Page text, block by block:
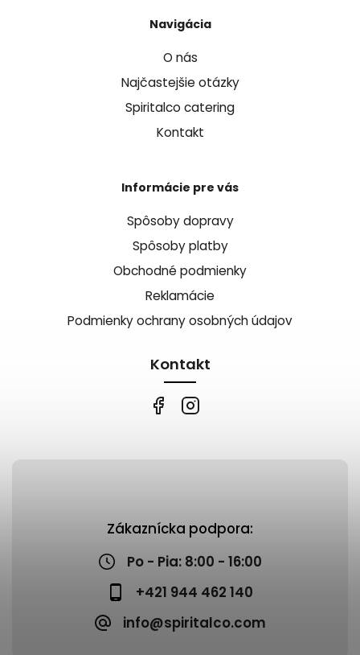
Zákaznícka podpora:
Po - Pia: 8:00 - 16:00
+421 944 462 140
info@spiritalco.com
Navigácia
O nás
Najčastejšie otázky
Spiritalco catering
Kontakt
Informácie pre vás
Spôsoby dopravy
Spôsoby platby
Obchodné podmienky
Reklamácie
Podmienky ochrany osobných údajov
Kontakt